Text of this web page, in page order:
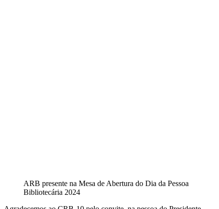
ARB presente na Mesa de Abertura do Dia da Pessoa
Bibliotecária 2024